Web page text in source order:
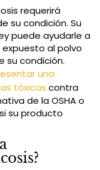
requerirá
su condición. Su
puede ayudarle a
al polvo
su condición.
una
tóxicas contra
de la OSHA o
su producto